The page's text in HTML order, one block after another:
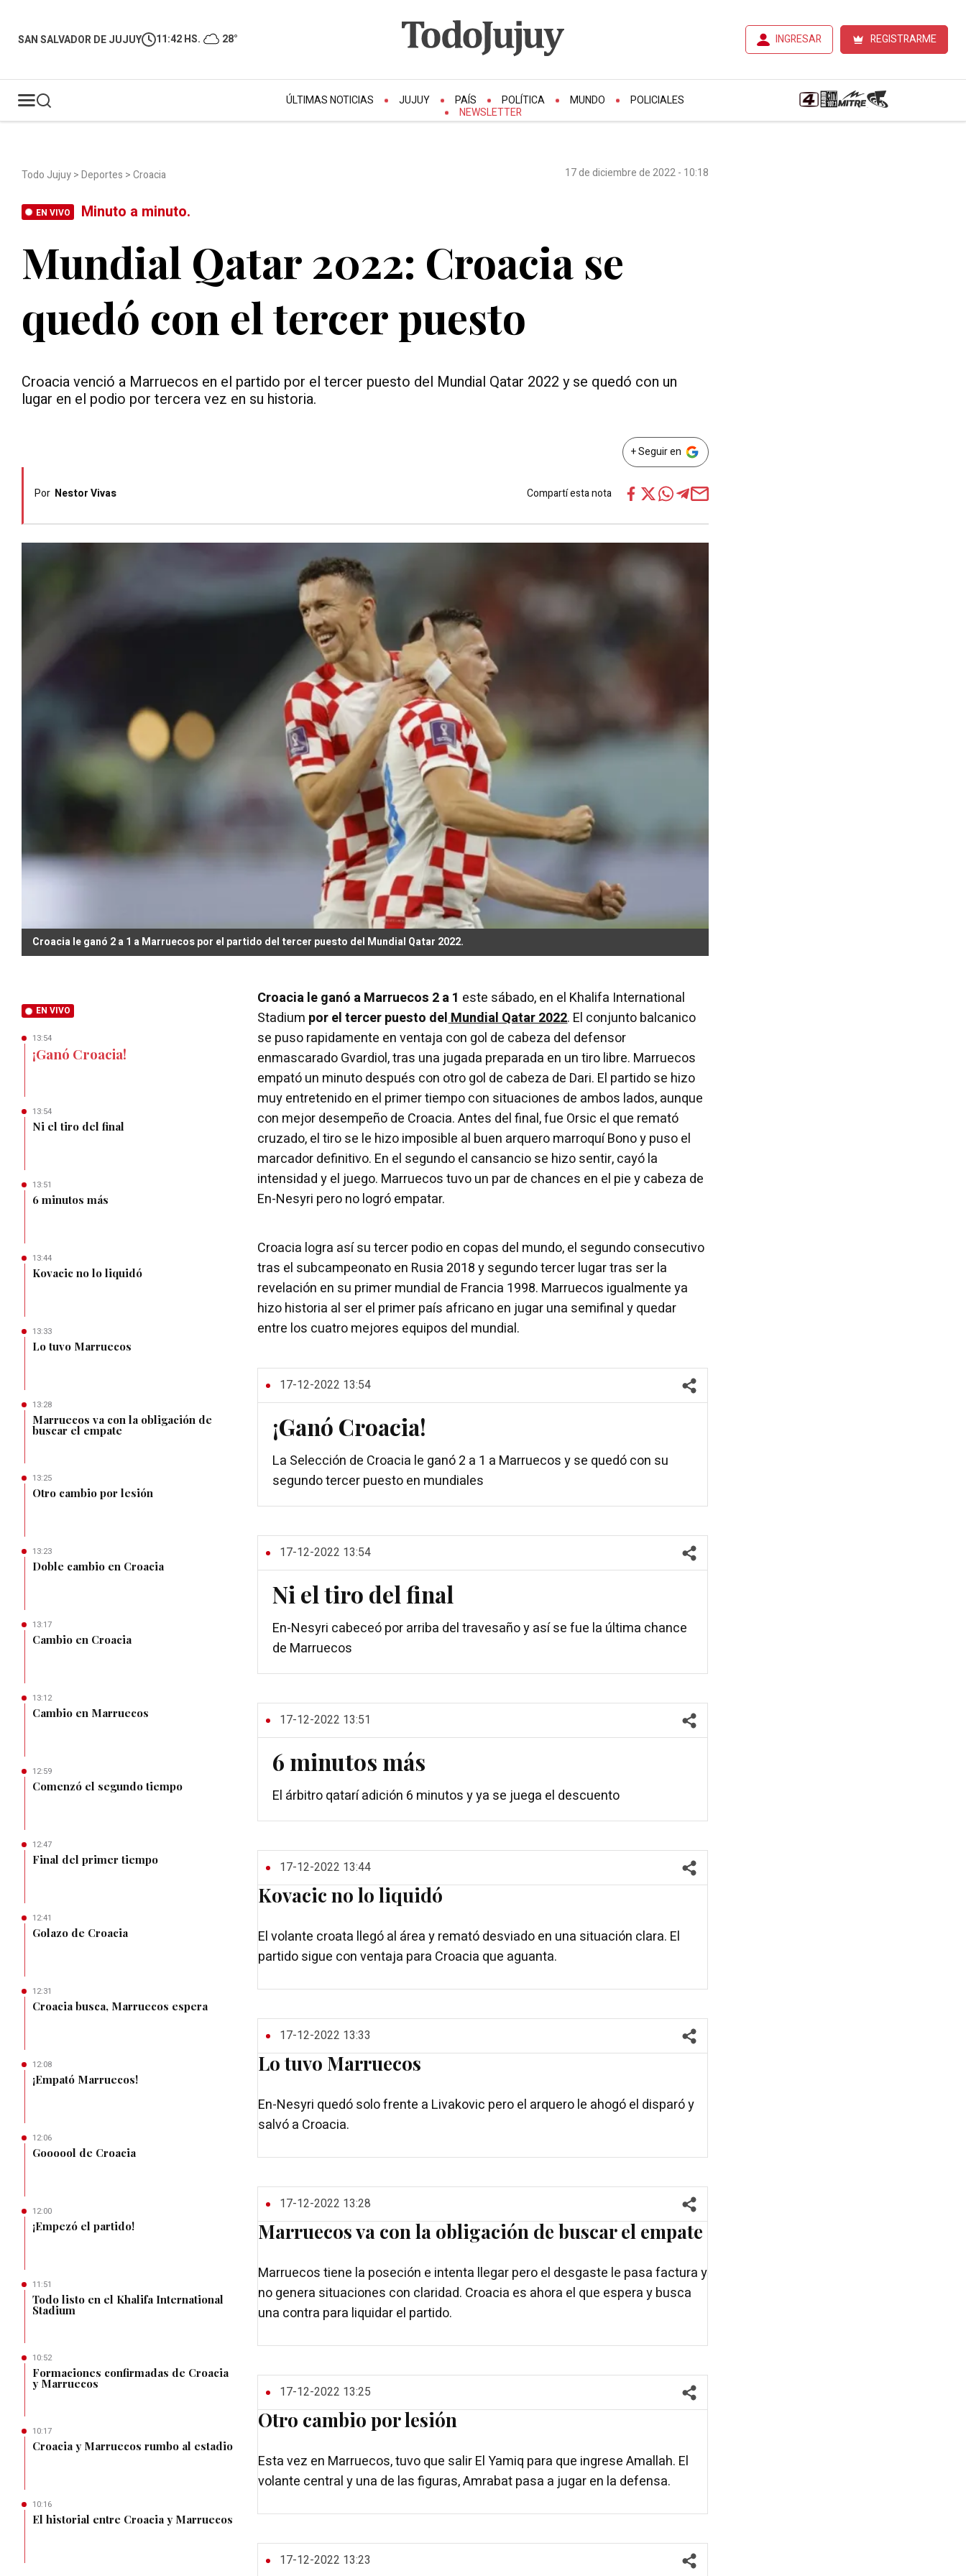
SAN SALVADOR DE JUJUY 11:42 HS. 28° INGRESAR REGISTRARME
ÚLTIMAS NOTICIAS JUJUY PAÍS POLÍTICA MUNDO
POLICIALES
NEWSLETTER
Todo Jujuy>Deportes >Croacia 17 de diciembre de 2022 - 10:18
EN VIVO Minuto a minuto.
Mundial Qatar 2022: Croacia se
quedó con el tercer puesto
Croacia venció a Marruecos en el partido por el tercer puesto del Mundial Qatar 2022 y se quedó con un
lugar en el podio por tercera vez en su historia.
+ Seguir en
Por Nestor Vivas Compartí esta nota
Croacia le ganó 2 a 1 a Marruecos por el partido del tercer puesto del Mundial Qatar 2022.
EN VIVO
13:54
¡Ganó Croacia!
13:54
Ni el tiro del final
13:51
6 minutos más
13:44
Kovacic no lo liquidó
13:33
Lo tuvo Marruecos
13:28
Marruecos va con la obligación de
buscar el empate
13:25
Otro cambio por lesión
13:23
Doble cambio en Croacia
13:17
Cambio en Croacia
13:12
Cambio en Marruecos
12:59
Comenzó el segundo tiempo
12:47
Final del primer tiempo
12:41
Golazo de Croacia
12:31
Croacia busca, Marruecos espera
12:08
¡Empató Marruecos!
12:06
Goooool de Croacia
12:00
¡Empezó el partido!
11:51
Todo listo en el Khalifa International
Stadium
10:52
Formaciones confirmadas de Croacia
y Marruecos
10:17
Croacia y Marruecos rumbo al estadio
10:16
El historial entre Croacia y Marruecos
Croacia le ganó a Marruecos 2 a 1 este sábado, en el Khalifa International
Stadium por el tercer puesto delMundial Qatar 2022. El conjunto balcanico
se puso rapidamente en ventaja con gol de cabeza del defensor
enmascarado Gvardiol, tras una jugada preparada en un tiro libre. Marruecos
empató un minuto después con otro gol de cabeza de Dari. El partido se hizo
muy entretenido en el primer tiempo con situaciones de ambos lados, aunque
con mejor desempeño de Croacia. Antes del final, fue Orsic el que remató
cruzado, el tiro se le hizo imposible al buen arquero marroquí Bono y puso el
marcador definitivo. En el segundo el cansancio se hizo sentir, cayó la
intensidad y el juego. Marruecos tuvo un par de chances en el pie y cabeza de
En-Nesyri pero no logró empatar.
Croacia logra así su tercer podio en copas del mundo, el segundo consecutivo
tras el subcampeonato en Rusia 2018 y segundo tercer lugar tras ser la
revelación en su primer mundial de Francia 1998. Marruecos igualmente ya
hizo historia al ser el primer país africano en jugar una semifinal y quedar
entre los cuatro mejores equipos del mundial.
17-12-2022 13:54
¡Ganó Croacia!
La Selección de Croacia le ganó 2 a 1 a Marruecos y se quedó con su
segundo tercer puesto en mundiales
17-12-2022 13:54
Ni el tiro del final
En-Nesyri cabeceó por arriba del travesaño y así se fue la última chance
de Marruecos
17-12-2022 13:51
6 minutos más
El árbitro qatarí adición 6 minutos y ya se juega el descuento
17-12-2022 13:44
Kovacic no lo liquidó
El volante croata llegó al área y remató desviado en una situación clara. El
partido sigue con ventaja para Croacia que aguanta.
17-12-2022 13:33
Lo tuvo Marruecos
En-Nesyri quedó solo frente a Livakovic pero el arquero le ahogó el disparó y
salvó a Croacia.
17-12-2022 13:28
Marruecos va con la obligación de buscar el empate
Marruecos tiene la poseción e intenta llegar pero el desgaste le pasa factura y
no genera situaciones con claridad. Croacia es ahora el que espera y busca
una contra para liquidar el partido.
17-12-2022 13:25
Otro cambio por lesión
Esta vez en Marruecos, tuvo que salir El Yamiq para que ingrese Amallah. El
volante central y una de las figuras, Amrabat pasa a jugar en la defensa.
17-12-2022 13:23